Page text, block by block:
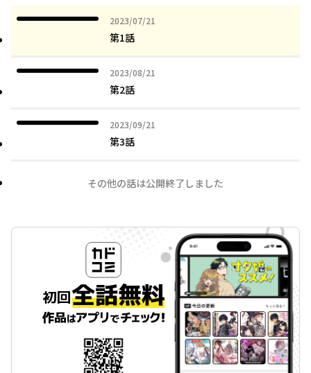
2023/07/21
2023年07月21日
第1話
2023/08/21
2023年08月21日
第2話
2023/09/21
2023年09月21日
第3話
その他の話は公開終了しました